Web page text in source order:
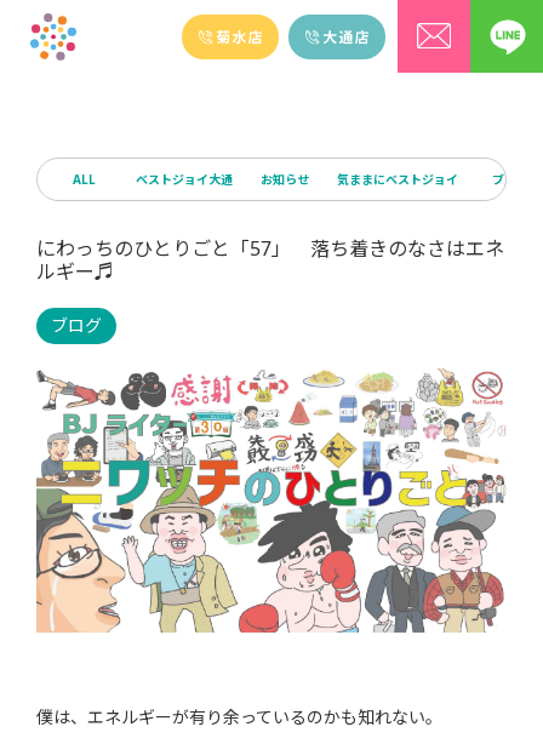
ALL ベストジョイ大通 お知らせ 気ままにベストジョイ ブログ
にわっちのひとりごと「57」 落ち着きのなさはエネ
ルギー♬
ブログ
僕は、エネルギーが有り余っているのかも知れない。